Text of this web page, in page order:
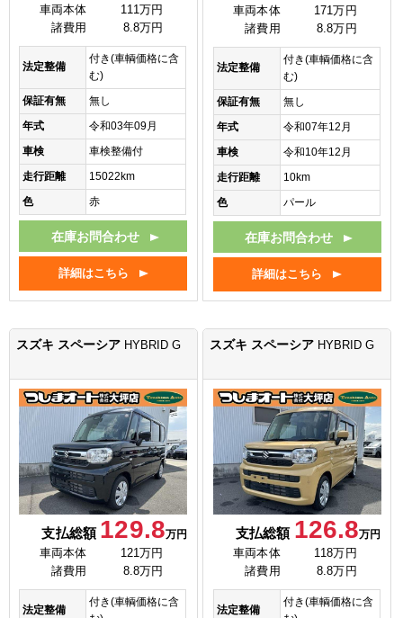
車両本体
111万円
諸費用
8.8万円
法定整備
付き(車輌価格に含
む)
保証有無
無し
年式
令和03年09月
車検
車検整備付
走行距離
15022km
色
赤
在庫お問合わせ
詳細はこちら
車両本体
171万円
諸費用
8.8万円
法定整備
付き(車輌価格に含
む)
保証有無
無し
年式
令和07年12月
車検
令和10年12月
走行距離
10km
色
パール
在庫お問合わせ
詳細はこちら
スズキ スペーシア HYBRID G
支払総額 129.8万円
車両本体
121万円
諸費用
8.8万円
法定整備
付き(車輌価格に含
スズキ スペーシア HYBRID G
支払総額 126.8万円
車両本体
118万円
諸費用
8.8万円
法定整備
付き(車輌価格に含